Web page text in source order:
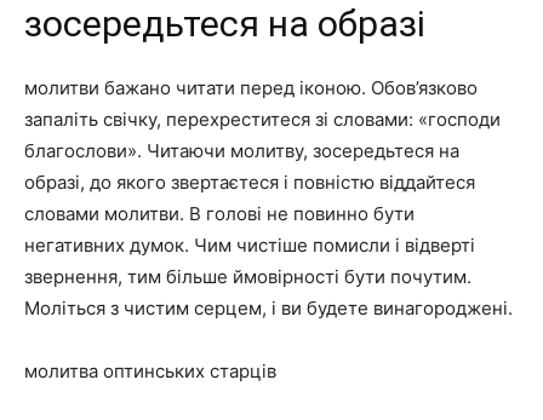
зосередьтеся на образі
молитви бажано читати перед іконою. Обов’язково
запаліть свічку, перехреститеся зі словами: «господи
благослови». Читаючи молитву, зосередьтеся на
образі, до якого звертаєтеся і повністю віддайтеся
словами молитви. В голові не повинно бути
негативних думок. Чим чистіше помисли і відверті
звернення, тим більше ймовірності бути почутим.
Моліться з чистим серцем, і ви будете винагороджені.
молитва оптинських старців